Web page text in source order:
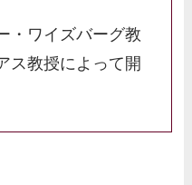
・ワイズバーグ教
ス教授によって開